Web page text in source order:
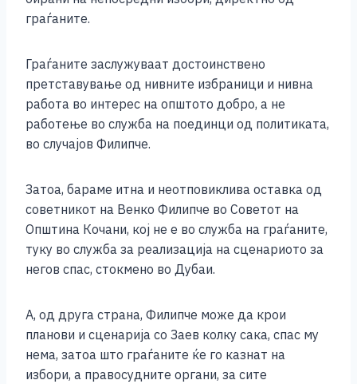
граѓаните.
Граѓаните заслужуваат достоинствено
претставување од нивните избраници и нивна
работа во интерес на општото добро, а не
работење во служба на поединци од политиката,
во случајов Филипче.
Затоа, бараме итна и неотповиклива оставка од
советникот на Венко Филипче во Советот на
Општина Кочани, кој не е во служба на граѓаните,
туку во служба за реализација на сценариото за
негов спас, стокмено во Дубаи.
А, од друга страна, Филипче може да крои
планови и сценарија со Заев колку сака, спас му
нема, затоа што граѓаните ќе го казнат на
избори, а правосудните органи, за сите